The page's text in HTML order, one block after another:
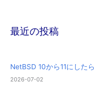
最近の投稿
NetBSD 10から11にした
2026-07-02